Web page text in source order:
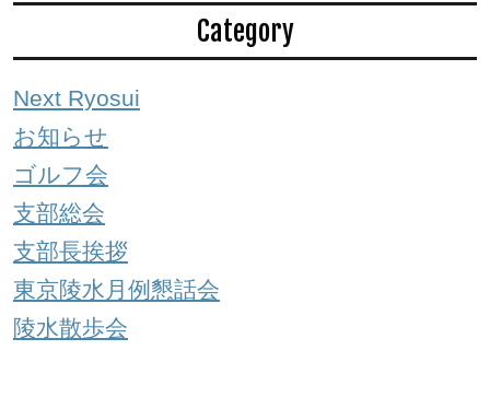
Category
Next Ryosui
お知らせ
ゴルフ会
支部総会
支部長挨拶
東京陵水月例懇話会
陵水散歩会